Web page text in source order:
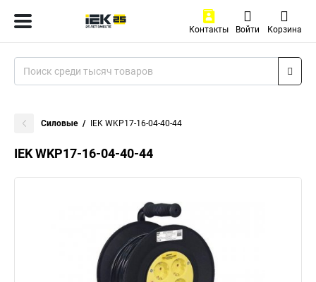
Контакты Войти Корзина
Силовые IEK WKP17-16-04-40-44
IEK WKP17-16-04-40-44